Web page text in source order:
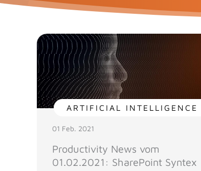
ARTIFICIAL INTELLIGENCE
01 Feb. 2021
Productivity News vom
01.02.2021: SharePoint Syntex